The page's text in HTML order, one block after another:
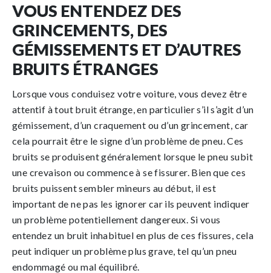
VOUS ENTENDEZ DES
GRINCEMENTS, DES
GÉMISSEMENTS ET D’AUTRES
BRUITS ÉTRANGES
Lorsque vous conduisez votre voiture, vous devez être
attentif à tout bruit étrange, en particulier s’il s’agit d’un
gémissement, d’un craquement ou d’un grincement, car
cela pourrait être le signe d’un problème de pneu. Ces
bruits se produisent généralement lorsque le pneu subit
une crevaison ou commence à se fissurer. Bien que ces
bruits puissent sembler mineurs au début, il est
important de ne pas les ignorer car ils peuvent indiquer
un problème potentiellement dangereux. Si vous
entendez un bruit inhabituel en plus de ces fissures, cela
peut indiquer un problème plus grave, tel qu’un pneu
endommagé ou mal équilibré.